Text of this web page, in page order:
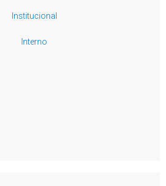
Institucional
Interno